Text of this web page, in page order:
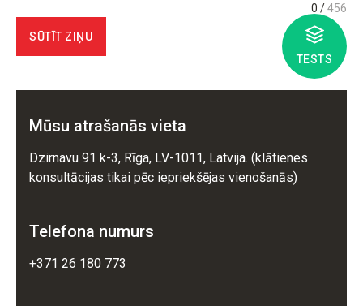
TESTS
0 /456
SŪTĪT ZIŅU
Mūsu atrašanās vieta
Dzirnavu 91 k-3, Rīga, LV-1011, Latvija. (klātienes
konsultācijas tikai pēc iepriekšējas vienošanās)
Telefona numurs
+371 26 180 773